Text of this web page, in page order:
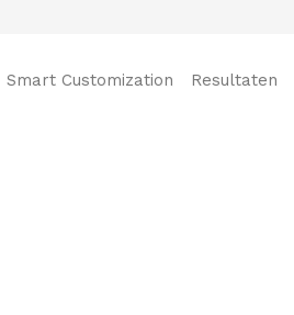
Smart Customization Resultaten